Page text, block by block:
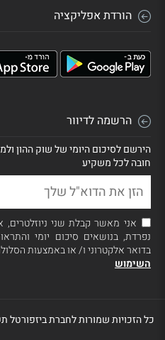
הורדת אפליקציה
הרשמה לדיוור
הירשם לסיכום היומי של שוק ההון
חובה לכל משקיע
אני מאשר קבלת שני
נפרדת, בנושאים סיכום יומי
בדואר אלקטרוני ו/ או באמצעות
השימוש
כל הזכויות שמורות לחברת